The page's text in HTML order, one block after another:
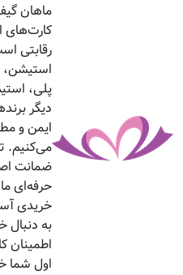
ماهان
کارت‌های
رقابتی
استیشن،
پلی،
دیگر
ایمن و
می‌کنیم.
ضمانت
حرفه‌ای
خریدی
به دنبال
اطمینان
اول شما